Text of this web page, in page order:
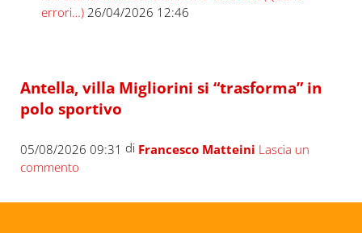
errori…) 26/04/2026 12:46
Antella, villa Migliorini si “trasforma” in
polo sportivo
05/08/2026 09:31 di Francesco Matteini Lascia un
commento